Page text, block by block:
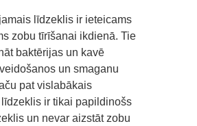
līdzeklis ir ieteicams
zobu tīrīšanai ikdienā. Tie
baktērijas un kavē
un smaganu
pat vislabākais
ir tikai papildinošs
un nevar aizstāt zobu